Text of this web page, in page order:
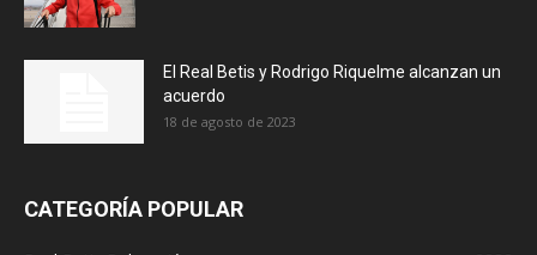
El Real Betis y Rodrigo Riquelme alcanzan un
acuerdo
18 de agosto de 2023
CATEGORÍA POPULAR